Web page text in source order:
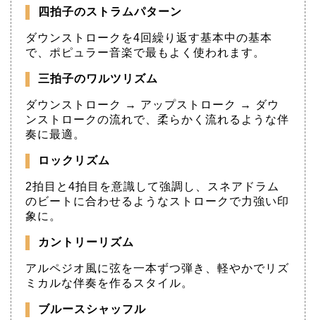
四拍子のストラムパターン
ダウンストロークを4回繰り返す基本中の基本
で、ポピュラー音楽で最もよく使われます。
三拍子のワルツリズム
ダウンストローク → アップストローク → ダウ
ンストロークの流れで、柔らかく流れるような伴
奏に最適。
ロックリズム
2拍目と4拍目を意識して強調し、スネアドラム
のビートに合わせるようなストロークで力強い印
象に。
カントリーリズム
アルペジオ風に弦を一本ずつ弾き、軽やかでリズ
ミカルな伴奏を作るスタイル。
ブルースシャッフル